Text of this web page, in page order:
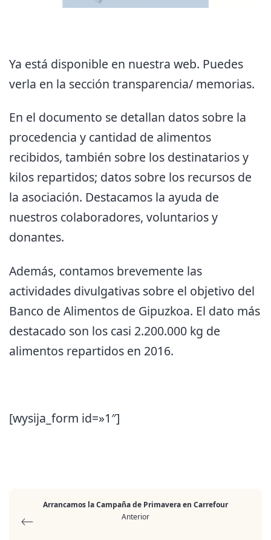
Ya está disponible en nuestra web. Puedes
verla en la sección transparencia/ memorias.
En el documento se detallan datos sobre la
procedencia y cantidad de alimentos
recibidos, también sobre los destinatarios y
kilos repartidos; datos sobre los recursos de
la asociación. Destacamos la ayuda de
nuestros colaboradores, voluntarios y
donantes.
Además, contamos brevemente las
actividades divulgativas sobre el objetivo del
Banco de Alimentos de Gipuzkoa. El dato más
destacado son los casi 2.200.000 kg de
alimentos repartidos en 2016.
[wysija_form id=»1″]
Arrancamos la Campaña de Primavera en Carrefour
Anterior